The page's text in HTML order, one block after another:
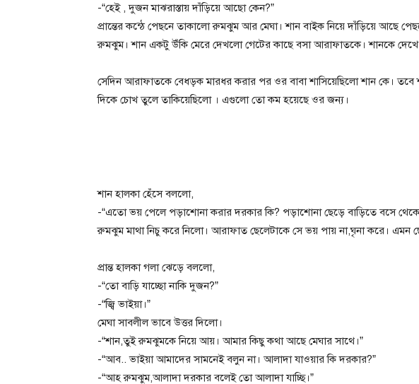
-“হেই , দুজন মাঝরাস্তায় দাঁড়িয়ে আছো কেন?”
প্রান্তের কন্ঠে পেছনে তাকালো রুমঝুম আর মেঘা। শান‌ বাইক নিয়ে দাঁড়িয়ে আছে
রুমঝুম। শান একটু উঁকি মেরে দেখলো গেটের কাছে বসা আরাফাতকে। শানকে
সেদিন আরাফাতকে বেধড়ক মারধর করার পর ওর বাবা শাসিয়েছিলো শান কে। তবে
দিকে চোখ তুলে তাকিয়েছিলো । এগুলো তো কম হয়েছে ওর জন্য।
শান হালকা হেঁসে বললো,
-“এতো ভয় পেলে পড়াশোনা করার দরকার কি? পড়াশোনা ছেড়ে বাড়িতে বসে
রুমঝুম মাথা নিচু করে নিলো। আরাফাত ছেলেটাকে সে ভয় পায় না,ঘৃনা করে। এমন
প্রান্ত হালকা গলা ঝেড়ে বললো,
-“তো বাড়ি যাচ্ছো নাকি দুজন?”
-“জ্বি ভাইয়া।”
মেঘা সাবলীল ভাবে উত্তর দিলো।
-“শান,তুই রুমঝুমকে নিয়ে আয়। আমার কিছু কথা আছে মেঘার সাথে।”
-“আব.. ভাইয়া আমাদের সামনেই বলুন না। আলাদা যাওয়ার কি দরকার?”
-“আহ রুমঝুম,আলাদা‌ দরকার বলেই তো আলাদা যাচ্ছি।”